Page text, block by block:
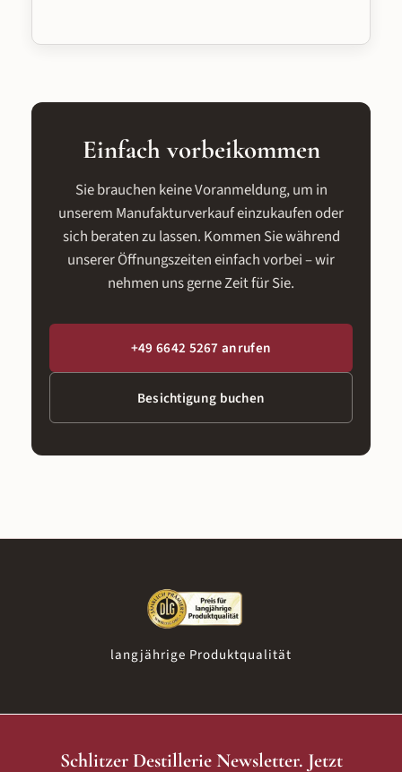
Einfach vorbeikommen
Sie brauchen keine Voranmeldung, um in
unserem Manufakturverkauf einzukaufen oder
sich beraten zu lassen. Kommen Sie während
unserer Öffnungszeiten einfach vorbei – wir
nehmen uns gerne Zeit für Sie.
+49 6642 5267 anrufen
Besichtigung buchen
langjährige Produktqualität
Schlitzer Destillerie Newsletter. Jetzt